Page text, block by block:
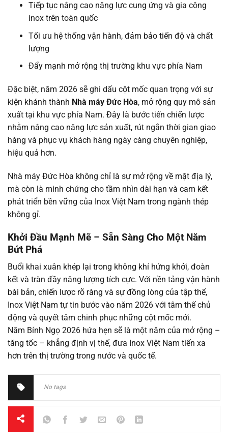
Tiếp tục nâng cao năng lực cung ứng và gia công
inox trên toàn quốc
Tối ưu hệ thống vận hành, đảm bảo tiến độ và chất
lượng
Đẩy mạnh mở rộng thị trường khu vực phía Nam
Đặc biệt, năm 2026 sẽ ghi dấu cột mốc quan trọng với sự
kiện khánh thành Nhà máy Đức Hòa, mở rộng quy mô sản
xuất tại khu vực phía Nam. Đây là bước tiến chiến lược
nhằm nâng cao năng lực sản xuất, rút ngắn thời gian giao
hàng và phục vụ khách hàng ngày càng chuyên nghiệp,
hiệu quả hơn.
Nhà máy Đức Hòa không chỉ là sự mở rộng về mặt địa lý,
mà còn là minh chứng cho tầm nhìn dài hạn và cam kết
phát triển bền vững của Inox Việt Nam trong ngành thép
không gỉ.
Khởi Đầu Mạnh Mẽ – Sẵn Sàng Cho Một Năm
Bứt Phá
Buổi khai xuân khép lại trong không khí hứng khởi, đoàn
kết và tràn đầy năng lượng tích cực. Với nền tảng vận hành
bài bản, chiến lược rõ ràng và sự đồng lòng của tập thể,
Inox Việt Nam tự tin bước vào năm 2026 với tâm thế chủ
động và quyết tâm chinh phục những cột mốc mới.
Năm Bính Ngọ 2026 hứa hẹn sẽ là một năm của mở rộng –
tăng tốc – khẳng định vị thế, đưa Inox Việt Nam tiến xa
hơn trên thị trường trong nước và quốc tế.
No tags